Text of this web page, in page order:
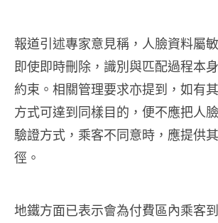
報道引述專家意見稱，人臉資料屬
即使即時刪除，識別與匹配過程本
約束。相關管理要求亦提到，如有
方式可達到同樣目的，便不應把人
驗證方式，乘客不同意時，應提供
徑。
地鐵方面已表示會為付費區內乘客